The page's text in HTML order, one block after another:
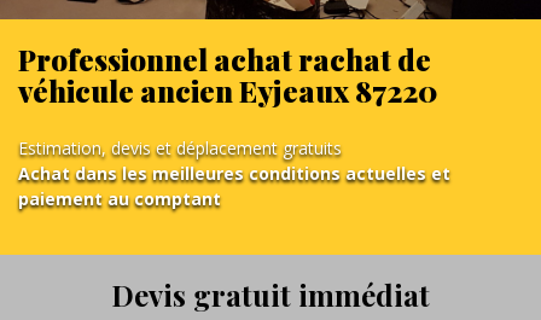
Professionnel achat rachat de
véhicule ancien Eyjeaux 87220
Estimation, devis et déplacement gratuits
Achat dans les meilleures conditions actuelles et
paiement au comptant
Devis gratuit immédiat